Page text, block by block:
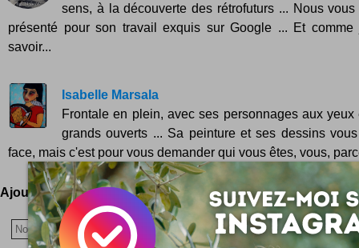
sens, à la découverte des rétrofuturs ... Nous
présenté pour son travail exquis sur Google ... Et
savoir...
Isabelle Marsala
Frontale en plein, avec ses personnages aux yeux
grands ouverts ... Sa peinture et ses dessins
face, mais c'est pour vous demander qui vous êtes, vous,
Ajoutez votre avis !